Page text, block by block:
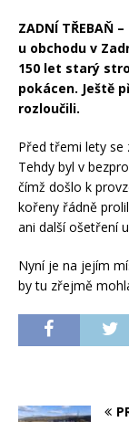
ZADNÍ
u obchodu v
150 let starý
pokácen. Ještě
rozloučili.
Před třemi lety se
Tehdy byl v
čímž došlo k
kořeny řádně
ani další ošetření
Nyní je na jejím
by tu zřejmě